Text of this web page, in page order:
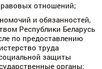
отношений;
и обязанностей,
Республики Беларусь
по предоставлению
труда
защиты
органы;